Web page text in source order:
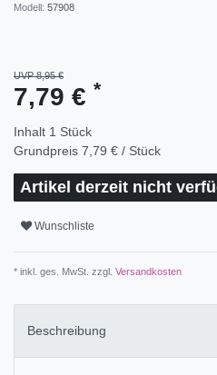
Modell: 57908
UVP 8,95 €
7,79 € *
Inhalt 1 Stück
Grundpreis 7,79 € / Stück
Artikel derzeit nicht
Wunschliste
* inkl. ges. MwSt. zzgl. Versandkosten
Beschreibung